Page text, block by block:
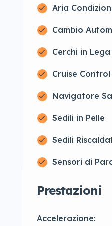
Aria
Cambio
Cerchi in Lega
Cruise Control
Navigatore
Sedili in Pelle
Sedili
Sensori di
Prestazioni
Accelerazione: